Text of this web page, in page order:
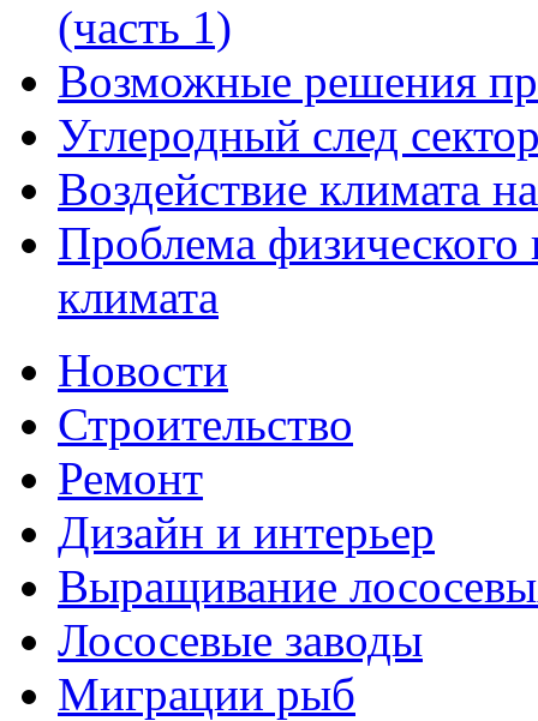
(часть 1)
Возможные решения
Углеродный след
Воздействие климата
Проблема физического
климата
Новости
Строительство
Ремонт
Дизайн и интерьер
Выращивание
Лососевые заводы
Миграции рыб